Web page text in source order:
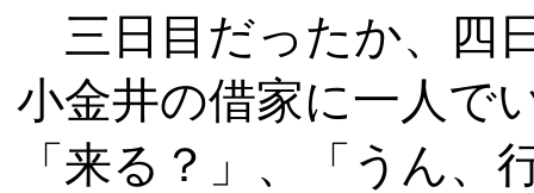
三日目だったか、四
小金井の借家に一人で
「来る？」、「うん